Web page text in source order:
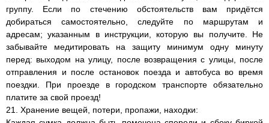
группу. Если по стечению обстоятельств вам придётся
добираться самостоятельно, следуйте по маршрутам и
адресам; указанным в инструкции, которую вы получите. Не
забывайте медитировать на защиту минимум одну минуту
перед: выходом на улицу, после возвращения с улицы, после
отправления и после остановок поезда и автобуса во время
поездки. При проезде в городском транспорте обязательно
платите за свой проезд!
21. Хранение вещей, потери, пропажи, находки: